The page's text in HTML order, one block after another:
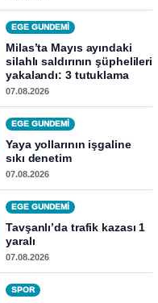
EGE GUNDEMİ
Milas’ta Mayıs ayındaki
silahlı saldırının şüphelileri
yakalandı: 3 tutuklama
07.08.2026
EGE GUNDEMİ
Yaya yollarının işgaline
sıkı denetim
07.08.2026
EGE GUNDEMİ
Tavşanlı’da trafik kazası 1
yaralı
07.08.2026
SPOR